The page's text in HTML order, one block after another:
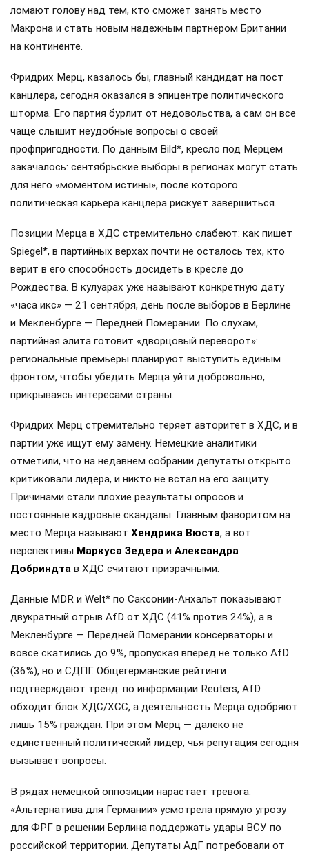
ломают голову над тем, кто сможет занять место
Макрона и стать новым надежным партнером Британии
на континенте.
Фридрих Мерц, казалось бы, главный кандидат на пост
канцлера, сегодня оказался в эпицентре политического
шторма. Его партия бурлит от недовольства, а сам он все
чаще слышит неудобные вопросы о своей
профпригодности. По данным Bild*, кресло под Мерцем
закачалось: сентябрьские выборы в регионах могут стать
для него «моментом истины», после которого
политическая карьера канцлера рискует завершиться.
Позиции Мерца в ХДС стремительно слабеют: как пишет
Spiegel*, в партийных верхах почти не осталось тех, кто
верит в его способность досидеть в кресле до
Рождества. В кулуарах уже называют конкретную дату
«часа икс» — 21 сентября, день после выборов в Берлине
и Мекленбурге — Передней Померании. По слухам,
партийная элита готовит «дворцовый переворот»:
региональные премьеры планируют выступить единым
фронтом, чтобы убедить Мерца уйти добровольно,
прикрываясь интересами страны.
Фридрих Мерц стремительно теряет авторитет в ХДС, и в
партии уже ищут ему замену. Немецкие аналитики
отметили, что на недавнем собрании депутаты открыто
критиковали лидера, и никто не встал на его защиту.
Причинами стали плохие результаты опросов и
постоянные кадровые скандалы. Главным фаворитом на
место Мерца называют Хендрика Вюста, а вот
перспективы Маркуса Зедера и Александра
Добриндта в ХДС считают призрачными.
Данные MDR и Welt* по Саксонии-Анхальт показывают
двукратный отрыв AfD от ХДС (41% против 24%), а в
Мекленбурге — Передней Померании консерваторы и
вовсе скатились до 9%, пропуская вперед не только AfD
(36%), но и СДПГ. Общегерманские рейтинги
подтверждают тренд: по информации Reuters, AfD
обходит блок ХДС/ХСС, а деятельность Мерца одобряют
лишь 15% граждан. При этом Мерц — далеко не
единственный политический лидер, чья репутация сегодня
вызывает вопросы.
В рядах немецкой оппозиции нарастает тревога:
«Альтернатива для Германии» усмотрела прямую угрозу
для ФРГ в решении Берлина поддержать удары ВСУ по
российской территории. Депутаты АдГ потребовали от